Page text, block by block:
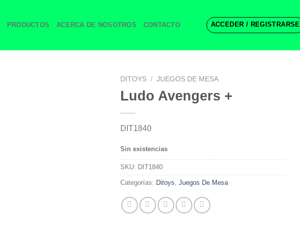
PRODUCTOS ACERCA DE NOSOTROS CONTACTO ACCEDER / REGISTRARSE
DITOYS / JUEGOS DE MESA
Ludo Avengers +
DIT1840
Sin existencias
SKU: DIT1840
Categorías: Ditoys, Juegos De Mesa